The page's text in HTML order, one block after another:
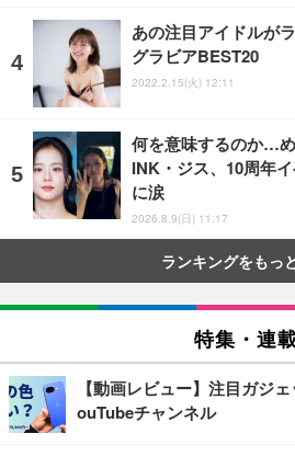
あの注目アイドルが
グラビアBEST20
2022.2.15(火) 12:11
何を意味するのか…
INK・ジス、10周年
に涙
2026.8.9(日) 11:17
ランキングをもっ
特集・連
【動画レビュー】注目ガジ
ouTubeチャンネル